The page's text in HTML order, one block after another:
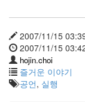
2007/11/15
2007/11/15
hojin.choi
즐거운 이야기
공언, 실행